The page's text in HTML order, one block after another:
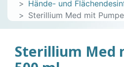
Hände- und
Sterillium Med mit
Sterillium Med